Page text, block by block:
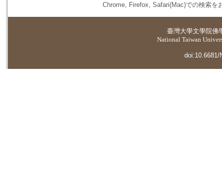
Chrome, Firefox, Safari(Mac)での検索を
臺灣大學文學院佛
National Taiwan
doi:10.6681/